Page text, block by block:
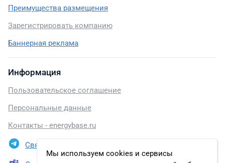
Мы используем cookies и сервисы
Преимущества размещения
Зарегистрировать компанию
Баннерная реклама
Информация
Пользовательское соглашение
Персональные данные
Контакты - energybase.ru
Связаться в Telegram